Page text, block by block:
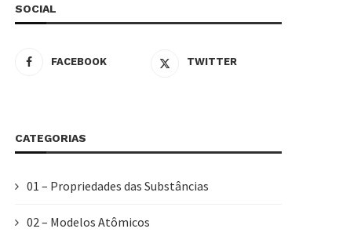
SOCIAL
FACEBOOK TWITTER
CATEGORIAS
01 – Propriedades das Substâncias
02 – Modelos Atômicos